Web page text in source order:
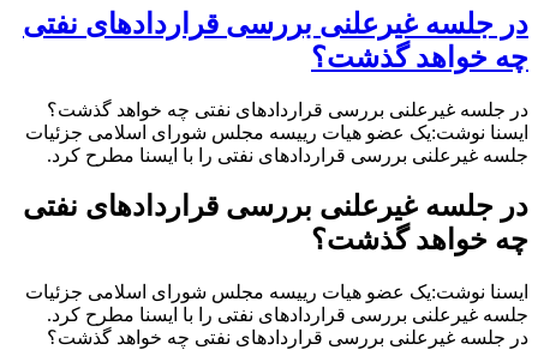
در جلسه غیرعلنی بررسی قراردادهای نفتی
چه خواهد گذشت؟
در جلسه غیرعلنی بررسی قراردادهای نفتی چه خواهد گذشت؟
ایسنا نوشت:یک عضو هیات رییسه مجلس شورای اسلامی جزئیات
جلسه غیرعلنی بررسی قراردادهای نفتی را با ایسنا مطرح کرد.
در جلسه غیرعلنی بررسی قراردادهای نفتی
چه خواهد گذشت؟
ایسنا نوشت:یک عضو هیات رییسه مجلس شورای اسلامی جزئیات
جلسه غیرعلنی بررسی قراردادهای نفتی را با ایسنا مطرح کرد.
در جلسه غیرعلنی بررسی قراردادهای نفتی چه خواهد گذشت؟